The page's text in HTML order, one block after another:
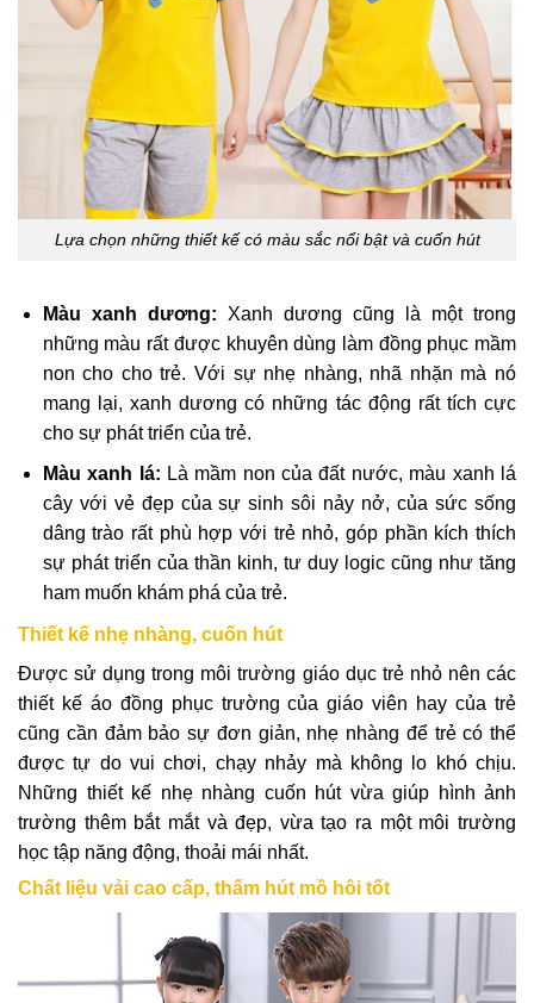
Lựa chọn những thiết kế có màu sắc nổi bật và cuốn hút
Màu xanh dương: Xanh dương cũng là một trong
những màu rất được khuyên dùng làm đồng phục mầm
non cho cho trẻ. Với sự nhẹ nhàng, nhã nhặn mà nó
mang lại, xanh dương có những tác động rất tích cực
cho sự phát triển của trẻ.
Màu xanh lá: Là mầm non của đất nước, màu xanh lá
cây với vẻ đẹp của sự sinh sôi nảy nở, của sức sống
dâng trào rất phù hợp với trẻ nhỏ, góp phần kích thích
sự phát triển của thần kinh, tư duy logic cũng như tăng
ham muốn khám phá của trẻ.
Thiết kế nhẹ nhàng, cuốn hút
Được sử dụng trong môi trường giáo dục trẻ nhỏ nên các
thiết kế áo đồng phục trường của giáo viên hay của trẻ
cũng cần đảm bảo sự đơn giản, nhẹ nhàng để trẻ có thể
được tự do vui chơi, chạy nhảy mà không lo khó chịu.
Những thiết kế nhẹ nhàng cuốn hút vừa giúp hình ảnh
trường thêm bắt mắt và đẹp, vừa tạo ra một môi trường
học tập năng động, thoải mái nhất.
Chất liệu vải cao cấp, thấm hút mồ hôi tốt